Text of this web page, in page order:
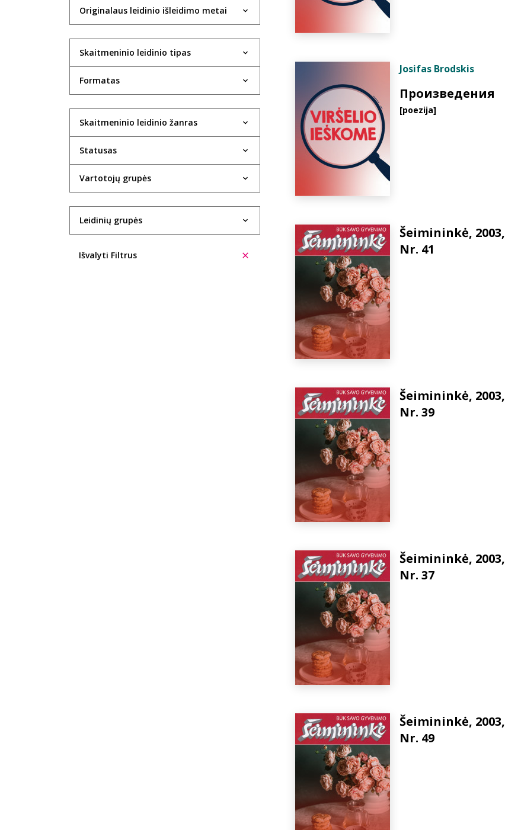
Originalaus leidinio išleidimo metai
Skaitmeninio leidinio tipas
Formatas
Skaitmeninio leidinio žanras
Statusas
Vartotojų grupės
Leidinių grupės
Išvalyti Filtrus
Josifas Brodskis
Произведения
[poezija]
Šeimininkė, 2003,
Nr. 41
Šeimininkė, 2003,
Nr. 39
Šeimininkė, 2003,
Nr. 37
Šeimininkė, 2003,
Nr. 49